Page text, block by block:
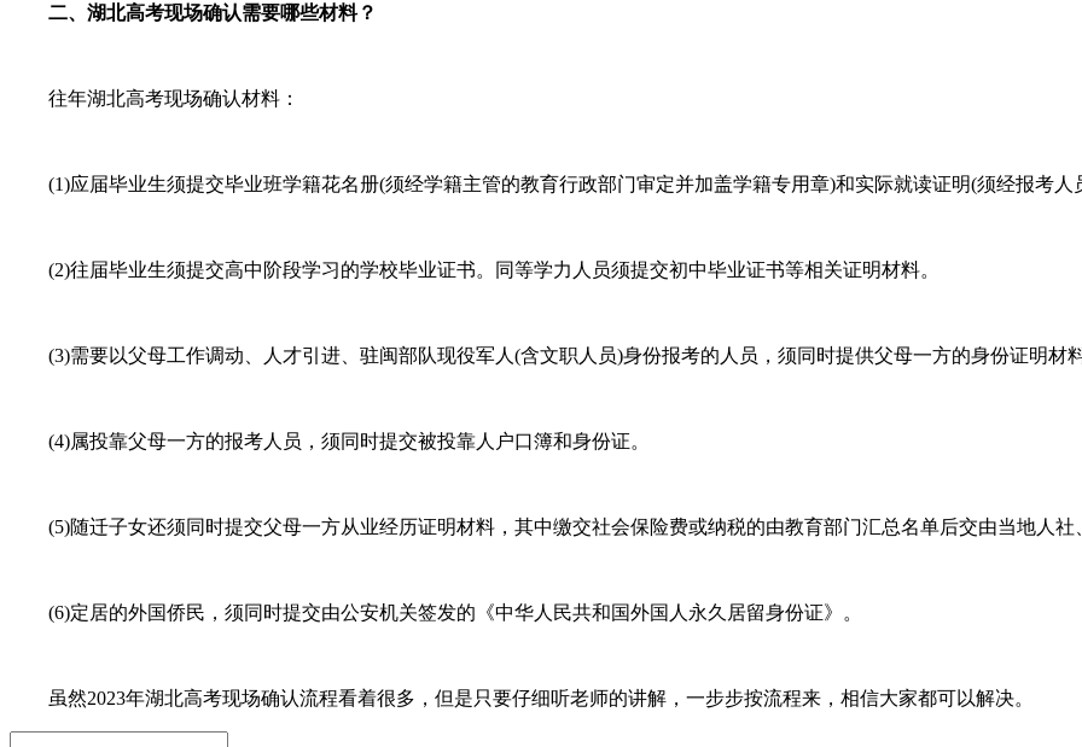
二、湖北高考现场确认需要哪些材料？
往年湖北高考现场确认材料：
(1)应届毕业生须提交毕业班学籍花名册(须经学籍主管的教育行政部门审定并加盖学籍专用章)和实际就读证明(须经报考人
(2)往届毕业生须提交高中阶段学习的学校毕业证书。同等学力人员须提交初中毕业证书等相关证明材料。
(3)需要以父母工作调动、人才引进、驻闽部队现役军人(含文职人员)身份报考的人员，须同时提供父母一方的身份证明材
(4)属投靠父母一方的报考人员，须同时提交被投靠人户口簿和身份证。
(5)随迁子女还须同时提交父母一方从业经历证明材料，其中缴交社会保险费或纳税的由教育部门汇总名单后交由当地人社
(6)定居的外国侨民，须同时提交由公安机关签发的《中华人民共和国外国人永久居留身份证》。
虽然2023年湖北高考现场确认流程看着很多，但是只要仔细听老师的讲解，一步步按流程来，相信大家都可以解决。